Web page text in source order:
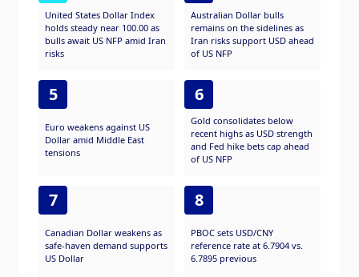
United States Dollar Index
holds steady near 100.00 as
bulls await US NFP amid Iran
risks
Australian Dollar bulls
remains on the sidelines as
Iran risks support USD ahead
of US NFP
5
Euro weakens against US
Dollar amid Middle East
tensions
6
Gold consolidates below
recent highs as USD strength
and Fed hike bets cap ahead
of US NFP
7
Canadian Dollar weakens as
safe-haven demand supports
US Dollar
8
PBOC sets USD/CNY
reference rate at 6.7904 vs.
6.7895 previous